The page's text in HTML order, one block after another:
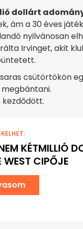
dollárt
ám a 30 éves
nyilvánosan
Irvinget, akit
csütörtökön
kezdődött.
KÉTMILLIÓ
WEST CIPŐJE